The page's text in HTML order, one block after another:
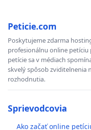
Peticie.com
Poskytujeme zdarma
profesionálnu online petíciu
petície sa v médiach
skvelý spôsob zviditelnenia
rozhodnutia.
Sprievodcovia
Ako začať online